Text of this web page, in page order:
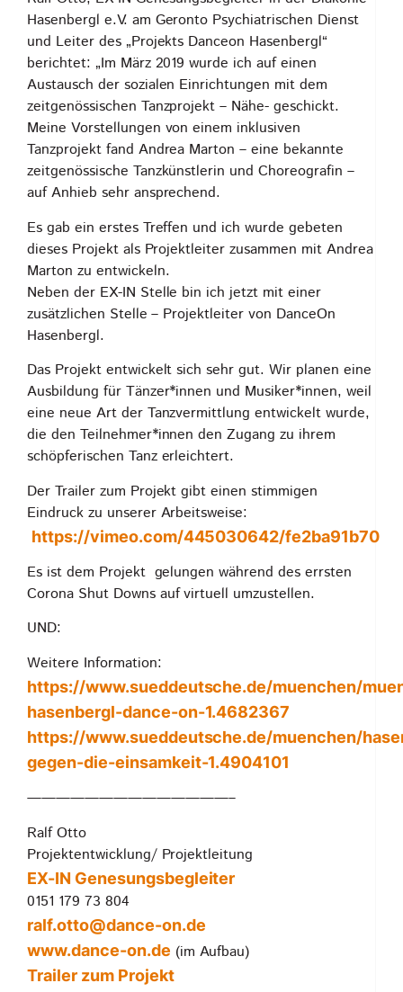
Hasenbergl e.V. am Geronto Psychiatrischen Dienst
und Leiter des „Projekts Danceon Hasenbergl“
berichtet: „Im März 2019 wurde ich auf einen
Austausch der sozialen Einrichtungen mit dem
zeitgenössischen Tanzprojekt – Nähe- geschickt.
Meine Vorstellungen von einem inklusiven
Tanzprojekt fand Andrea Marton – eine bekannte
zeitgenössische Tanzkünstlerin und Choreografin –
auf Anhieb sehr ansprechend.
Es gab ein erstes Treffen und ich wurde gebeten
dieses Projekt als Projektleiter zusammen mit Andrea
Marton zu entwickeln.
Neben der EX-IN Stelle bin ich jetzt mit einer
zusätzlichen Stelle – Projektleiter von DanceOn
Hasenbergl.
Das Projekt entwickelt sich sehr gut. Wir planen eine
Ausbildung für Tänzer*innen und Musiker*innen, weil
eine neue Art der Tanzvermittlung entwickelt wurde,
die den Teilnehmer*innen den Zugang zu ihrem
schöpferischen Tanz erleichtert.
Der Trailer zum Projekt gibt einen stimmigen
Eindruck zu unserer Arbeitsweise:
https://vimeo.com/445030642/fe2ba91b70
Es ist dem Projekt gelungen während des errsten
Corona Shut Downs auf virtuell umzustellen.
UND:
Weitere Information:
https://www.sueddeutsche.de/muenchen/
hasenbergl-dance-on-1.4682367
https://www.sueddeutsche.de/muenchen/
gegen-die-einsamkeit-1.4904101
——————————————–
Ralf Otto
Projektentwicklung/ Projektleitung
EX-IN Genesungsbegleiter
0151 179 73 804
ralf.otto@dance-on.de
www.dance-on.de (im Aufbau)
Trailer zum Projekt